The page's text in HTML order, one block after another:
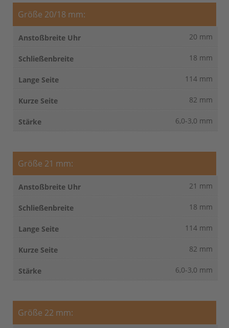
Größe 20/18 mm:
20 mm
18 mm
114 mm
82 mm
6,0-3,0 mm
Größe 21 mm:
21 mm
18 mm
114 mm
82 mm
6,0-3,0 mm
Größe 22 mm: